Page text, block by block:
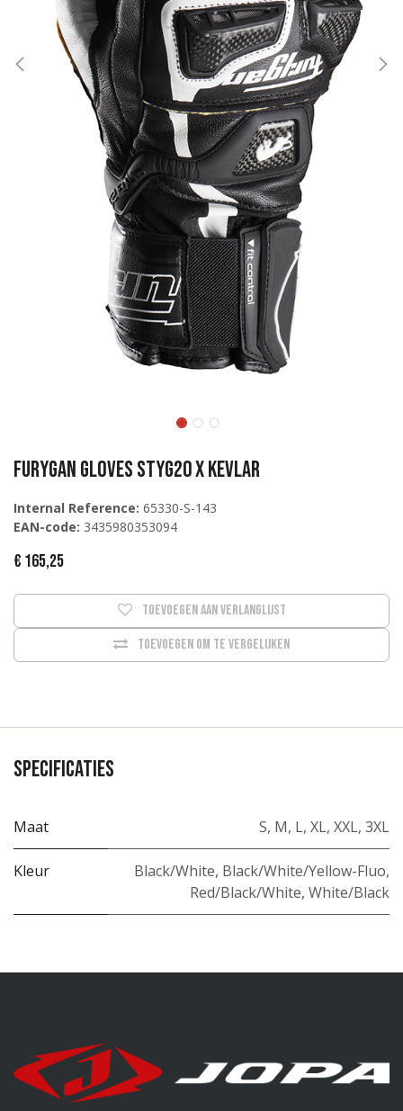
Furygan Gloves Styg20 X Kevlar
Internal Reference: 65330-S-143
EAN-code: 3435980353094
€ 165,25
Toevoegen om te vergelijken
Toevoegen aan verlanglijst
Specificaties
Maat S, M, L, XL, XXL, 3XL
Kleur Black/White, Black/White/Yellow-Fluo,
Red/Black/White, White/Black